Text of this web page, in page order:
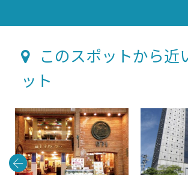
このスポットから近
ット